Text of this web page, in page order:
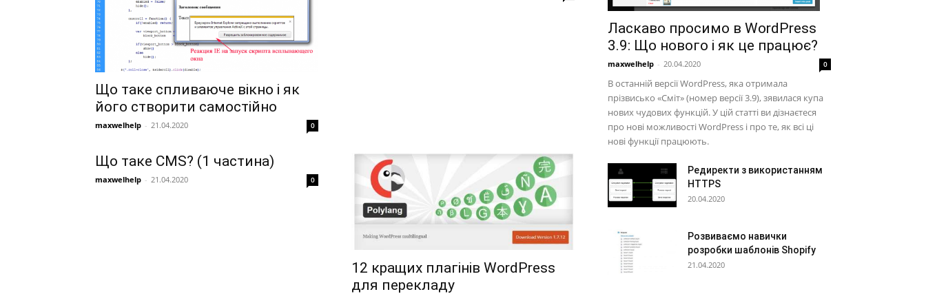
Що таке спливаюче вікно і як
його створити самостійно
maxwelhelp - 21.04.2020 0
Що таке CMS? (1 частина)
maxwelhelp - 21.04.2020 0
12 кращих плагінів WordPress
для перекладу
Ласкаво просимо в WordPress
3.9: Що нового і як це працює?
maxwelhelp - 20.04.2020 0
В останній версії WordPress, яка отримала
прізвисько «Сміт» (номер версії 3.9), зявилася купа
нових чудових функцій. У цій статті ви дізнаєтеся
про нові можливості WordPress і про те, як всі ці
нові функції працюють.
Редиректи з використанням
HTTPS
20.04.2020
Розвиваємо навички
розробки шаблонів Shopify
21.04.2020